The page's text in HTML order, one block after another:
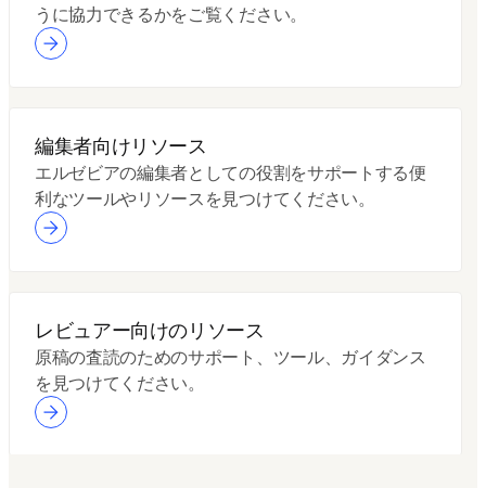
うに協力できるかをご覧ください。
編集者向けリソース
エルゼビアの編集者としての役割をサポートする便
利なツールやリソースを見つけてください。
レビュアー向けのリソース
原稿の査読のためのサポート、ツール、ガイダンス
を見つけてください。